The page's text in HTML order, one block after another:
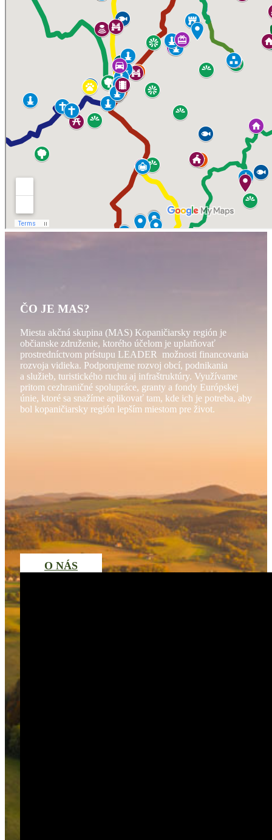
ČO JE MAS?
Miesta akčná skupina (MAS) Kopaničiarsky región je
občianske združenie, ktorého účelom je uplatňovať
prostredníctvom prístupu LEADER možnosti financovania
rozvoja vidieka. Podporujeme rozvoj obcí, podnikania
a služieb, turistického ruchu aj infraštruktúry. Využívame
pritom cezhraničné spolupráce, granty a fondy Európskej
únie, ktoré sa snažíme aplikovať tam, kde ich je potreba, aby
bol kopaničiarsky región lepším miestom pre život.
O NÁS